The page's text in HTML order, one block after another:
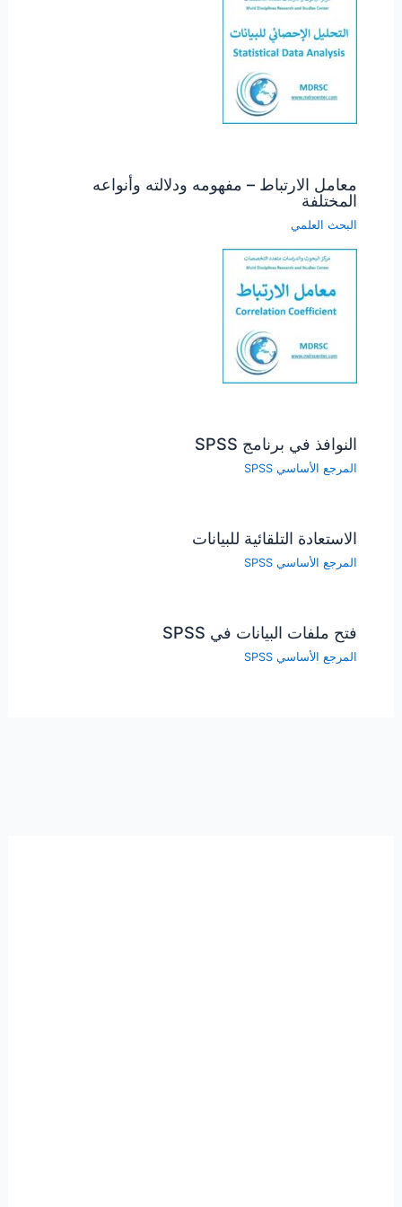
معامل الارتباط – مفهومه ودلالته وأنواعه
المختلفة
البحث العلمي
النوافذ في برنامج SPSS
المرجع الأساسي SPSS
الاستعادة التلقائية للبيانات
المرجع الأساسي SPSS
فتح ملفات البيانات في SPSS
المرجع الأساسي SPSS